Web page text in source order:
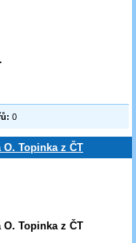
0
Topinka z ČT
Topinka z ČT